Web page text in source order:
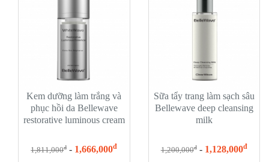
Kem dưỡng làm trắng và
phục hồi da Bellewave
restorative luminous cream
1,811,000đ- 1,666,000đ
Sữa tẩy trang làm sạch sâu
Bellewave deep cleansing
milk
1,200,000đ- 1,128,000đ